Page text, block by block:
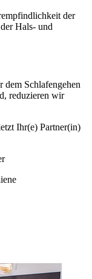
der
Hals- und
Schlafengehen
reduzieren wir
Ihr(e) Partner(in)